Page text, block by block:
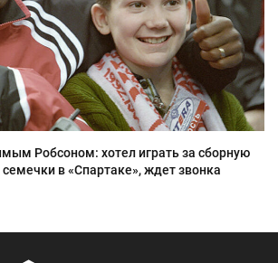
Робсоном: хотел играть за сборную
семечки в «Спартаке», ждет звонка